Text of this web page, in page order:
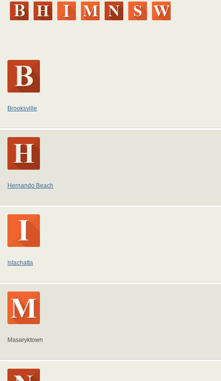
Brooksville
Hernando Beach
Istachatta
Masaryktown